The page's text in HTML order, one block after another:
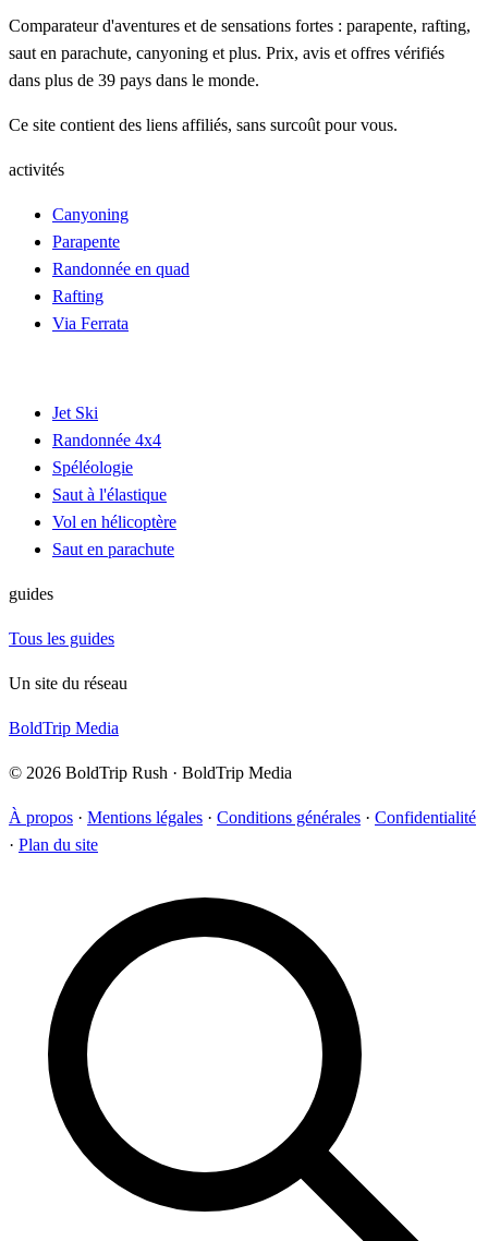
Comparateur d'aventures et de sensations fortes : parapente, rafting,
saut en parachute, canyoning et plus. Prix, avis et offres vérifiés
dans plus de 39 pays dans le monde.
Ce site contient des liens affiliés, sans surcoût pour vous.
activités
Canyoning
Parapente
Randonnée en quad
Rafting
Via Ferrata
Jet Ski
Randonnée 4x4
Spéléologie
Saut à l'élastique
Vol en hélicoptère
Saut en parachute
guides
Tous les guides
Un site du réseau
BoldTrip Media
© 2026 BoldTrip Rush · BoldTrip Media
À propos · Mentions légales · Conditions générales · Confidentialité
· Plan du site